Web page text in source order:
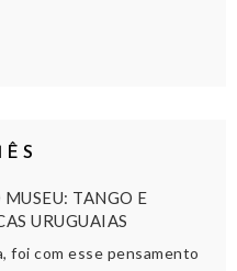
TANGO E
URUGUAIAS
foi com esse pensamento